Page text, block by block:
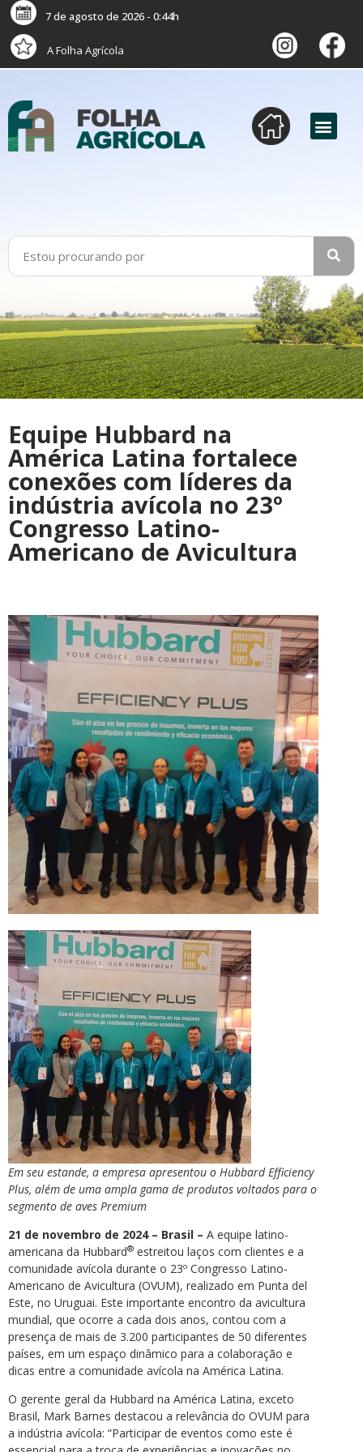
7 de agosto de 2026 - 0:44h
A Folha Agrícola
Equipe Hubbard na
América Latina fortalece
conexões com líderes da
indústria avícola no 23º
Congresso Latino-
Americano de Avicultura
Em seu estande, a empresa apresentou o Hubbard Efficiency
Plus, além de uma ampla gama de produtos voltados para o
segmento de aves Premium
21 de novembro de 2024 – Brasil – A equipe latino-
americana da Hubbard® estreitou laços com clientes e a
comunidade avícola durante o 23º Congresso Latino-
Americano de Avicultura (OVUM), realizado em Punta del
Este, no Uruguai. Este importante encontro da avicultura
mundial, que ocorre a cada dois anos, contou com a
presença de mais de 3.200 participantes de 50 diferentes
países, em um espaço dinâmico para a colaboração e
dicas entre a comunidade avícola na América Latina.
O gerente geral da Hubbard na América Latina, exceto
Brasil, Mark Barnes destacou a relevância do OVUM para
a indústria avícola: “Participar de eventos como este é